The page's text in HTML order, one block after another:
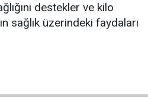
destekler ve kilo
sağlık üzerindeki faydaları